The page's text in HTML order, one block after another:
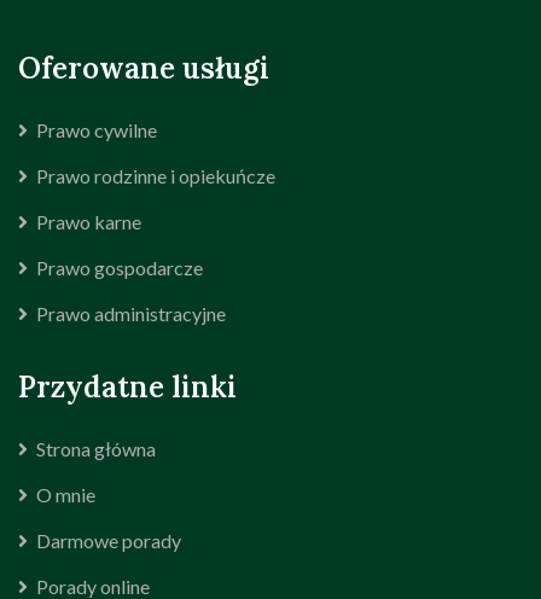
Oferowane usługi
Prawo cywilne
Prawo rodzinne i opiekuńcze
Prawo karne
Prawo gospodarcze
Prawo administracyjne
Przydatne linki
Strona główna
O mnie
Darmowe porady
Porady online